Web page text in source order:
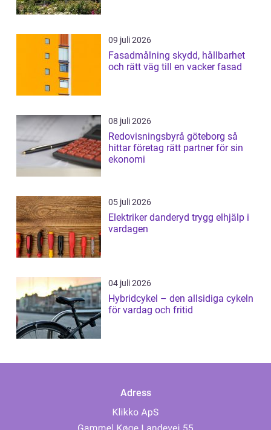
09 juli 2026
Fasadmålning skydd, hållbarhet
och rätt väg till en vacker fasad
08 juli 2026
Redovisningsbyrå göteborg så
hittar företag rätt partner för sin
ekonomi
05 juli 2026
Elektriker danderyd trygg elhjälp i
vardagen
04 juli 2026
Hybridcykel – den allsidiga cykeln
för vardag och fritid
Adress